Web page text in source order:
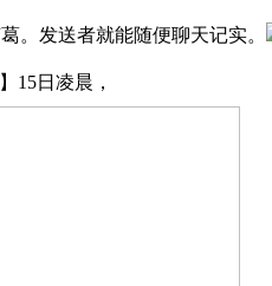
发送者就能随便聊天记实。
15日凌晨，